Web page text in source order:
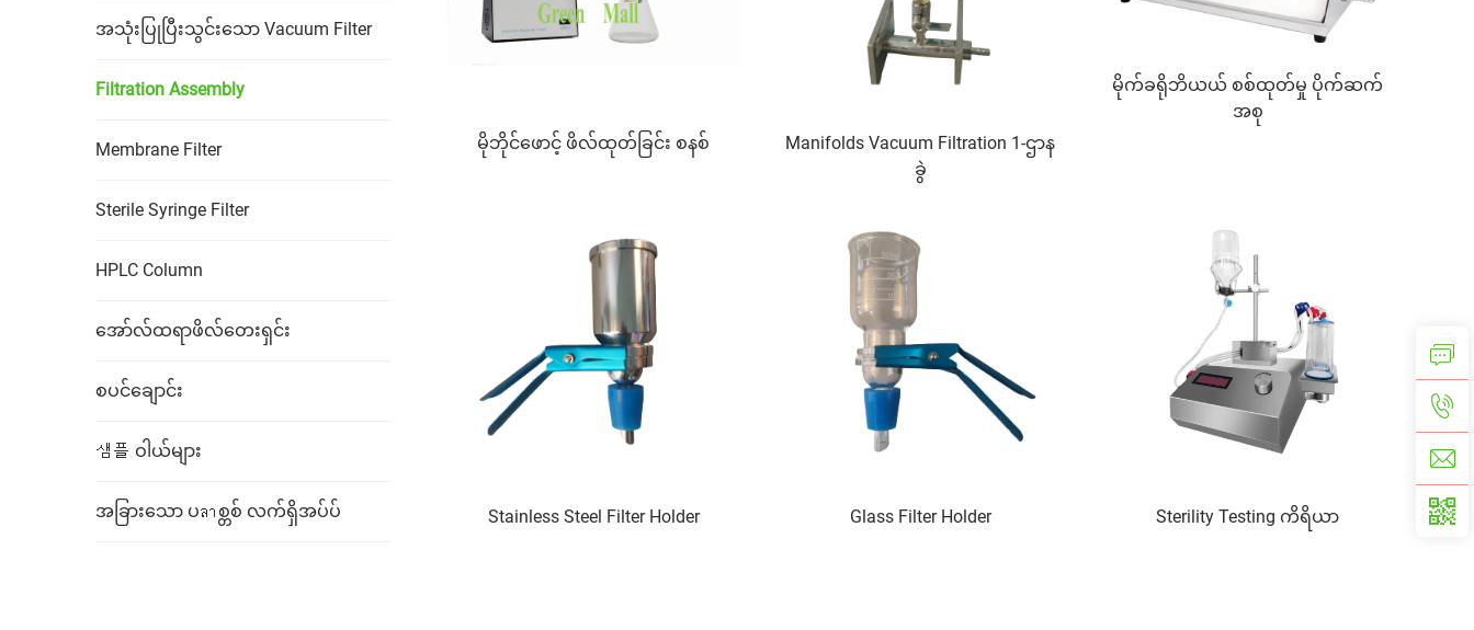
အသုံးပြုပြီးသွင်းသော Vacuum Filter
Filtration Assembly
Membrane Filter
Sterile Syringe Filter
HPLC Column
အော်လ်ထရာဖိလ်တေးရှင်း
စပင်ချောင်း
샘플 ဝါယ်များ
အခြားသော ပลาစ္တစ် လက်ရှိအပ်ပ်
မိုဘိုင်ဖောင့် ဖိလ်ထုတ်ခြင်း စနစ်
Manifolds Vacuum Filtration 1-ဌာန
ခွဲ
မိုက်ခရိုဘိယယ် စစ်ထုတ်မှု ပိုက်ဆက်
အစု
Stainless Steel Filter Holder Glass Filter Holder Sterility Testing ကိရိယာ